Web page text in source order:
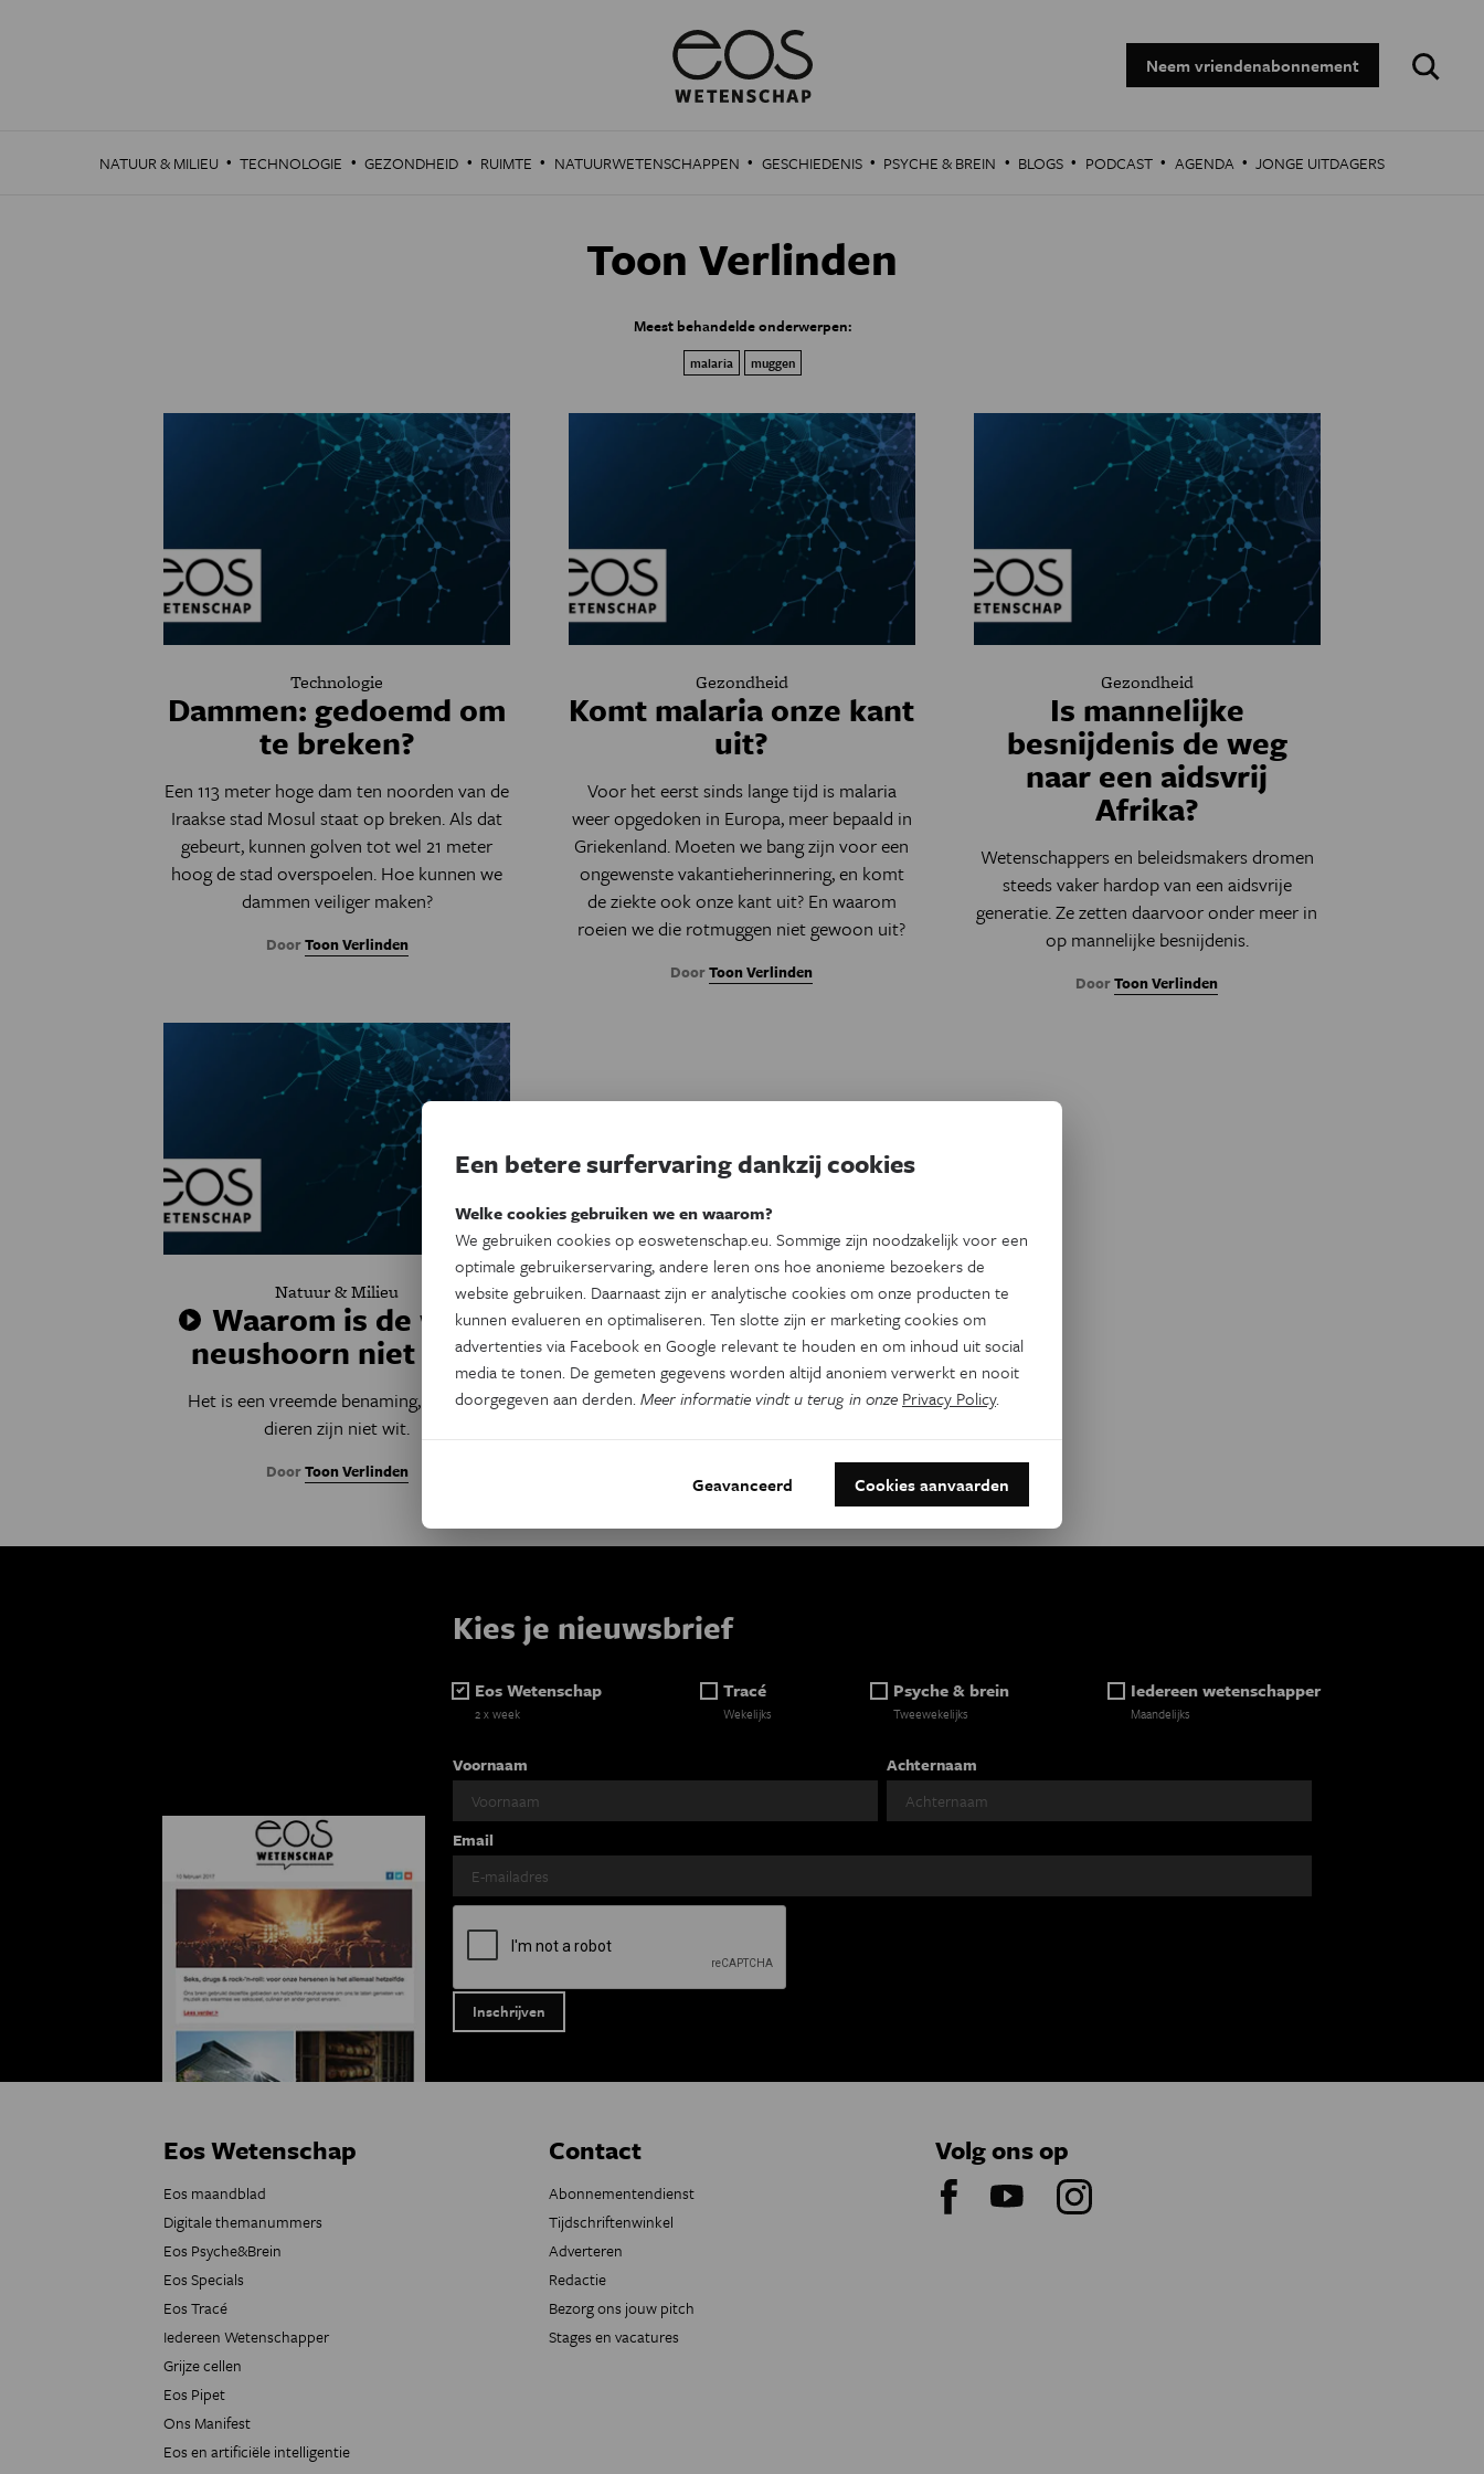
Neem vriendenabonnement
Zoeken:
NATUUR & MILIEU · TECHNOLOGIE · GEZONDHEID · RUIMTE · NATUURWETENSCHAPPEN · GESCHIEDENIS · PSYCHE & BREIN · BLOGS · PODCAST · AGENDA · JONGE UITDAGERS
Toon Verlinden
Meest behandelde onderwerpen:
malaria muggen
Technologie
Dammen: gedoemd om
te breken?
Een 113 meter hoge dam ten noorden van de
Iraakse stad Mosul staat op breken. Als dat
gebeurt, kunnen golven tot wel 21 meter
hoog de stad overspoelen. Hoe kunnen we
dammen veiliger maken?
DoorToon Verlinden
Gezondheid
Komt malaria onze kant
uit?
Voor het eerst sinds lange tijd is malaria
weer opgedoken in Europa, meer bepaald in
Griekenland. Moeten we bang zijn voor een
ongewenste vakantieherinnering, en komt
de ziekte ook onze kant uit? En waarom
roeien we die rotmuggen niet gewoon uit?
DoorToon Verlinden
Gezondheid
Is mannelijke
besnijdenis de weg
naar een aidsvrij
Afrika?
Wetenschappers en beleidsmakers dromen
steeds vaker hardop van een aidsvrije
generatie. Ze zetten daarvoor onder meer in
op mannelijke besnijdenis.
DoorToon Verlinden
Natuur & Milieu
Waarom is de witte
neushoorn niet wit?
Het is een vreemde benaming, want de
dieren zijn niet wit.
DoorToon Verlinden
Kies je nieuwsbrief
Eos Wetenschap
2 x week
Tracé
Wekelijks
Psyche & brein
Tweewekelijks
Iedereen wetenschapper
Maandelijks
Voornaam Achternaam
Email
Eos Wetenschap
Eos maandblad
Digitale themanummers
Eos Psyche&Brein
Eos Specials
Eos Tracé
Iedereen Wetenschapper
Grijze cellen
Eos Pipet
Ons Manifest
Eos en artificiële intelligentie
Contact
Abonnementendienst
Tijdschriftenwinkel
Adverteren
Redactie
Bezorg ons jouw pitch
Stages en vacatures
Volg ons op
Een betere surfervaring dankzij cookies
Welke cookies gebruiken we en waarom?
We gebruiken cookies op eoswetenschap.eu. Sommige zijn noodzakelijk voor een
optimale gebruikerservaring, andere leren ons hoe anonieme bezoekers de
website gebruiken. Daarnaast zijn er analytische cookies om onze producten te
kunnen evalueren en optimaliseren. Ten slotte zijn er marketing cookies om
advertenties via Facebook en Google relevant te houden en om inhoud uit social
media te tonen. De gemeten gegevens worden altijd anoniem verwerkt en nooit
doorgegeven aan derden.Meer informatie vindt u terug in onze Privacy Policy.
Geavanceerd Cookies aanvaarden